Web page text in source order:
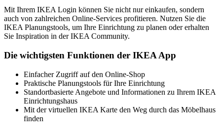
Mit Ihrem IKEA Login können Sie nicht nur einkaufen, sondern
auch von zahlreichen Online-Services profitieren. Nutzen Sie die
IKEA Planungstools, um Ihre Einrichtung zu planen oder erhalten
Sie Inspiration in der IKEA Community.
Die wichtigsten Funktionen der IKEA App
Einfacher Zugriff auf den Online-Shop
Praktische Planungstools für Ihre Einrichtung
Standortbasierte Angebote und Informationen zu Ihrem IKEA
Einrichtungshaus
Mit der virtuellen IKEA Karte den Weg durch das Möbelhaus
finden